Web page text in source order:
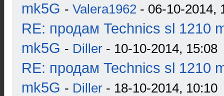
mk5G - Valera1962 - 06-10-2014,
RE: продам Technics sl 1210
mk5G - Diller - 10-10-2014, 15:08
RE: продам Technics sl 1210
mk5G - Diller - 18-10-2014, 10:10